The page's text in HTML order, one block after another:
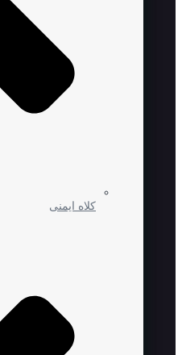
کلاه ایمنی